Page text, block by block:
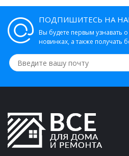
ПОДПИШИТЕСЬ НА
Вы будете первым узнавать
новинках, а также получать